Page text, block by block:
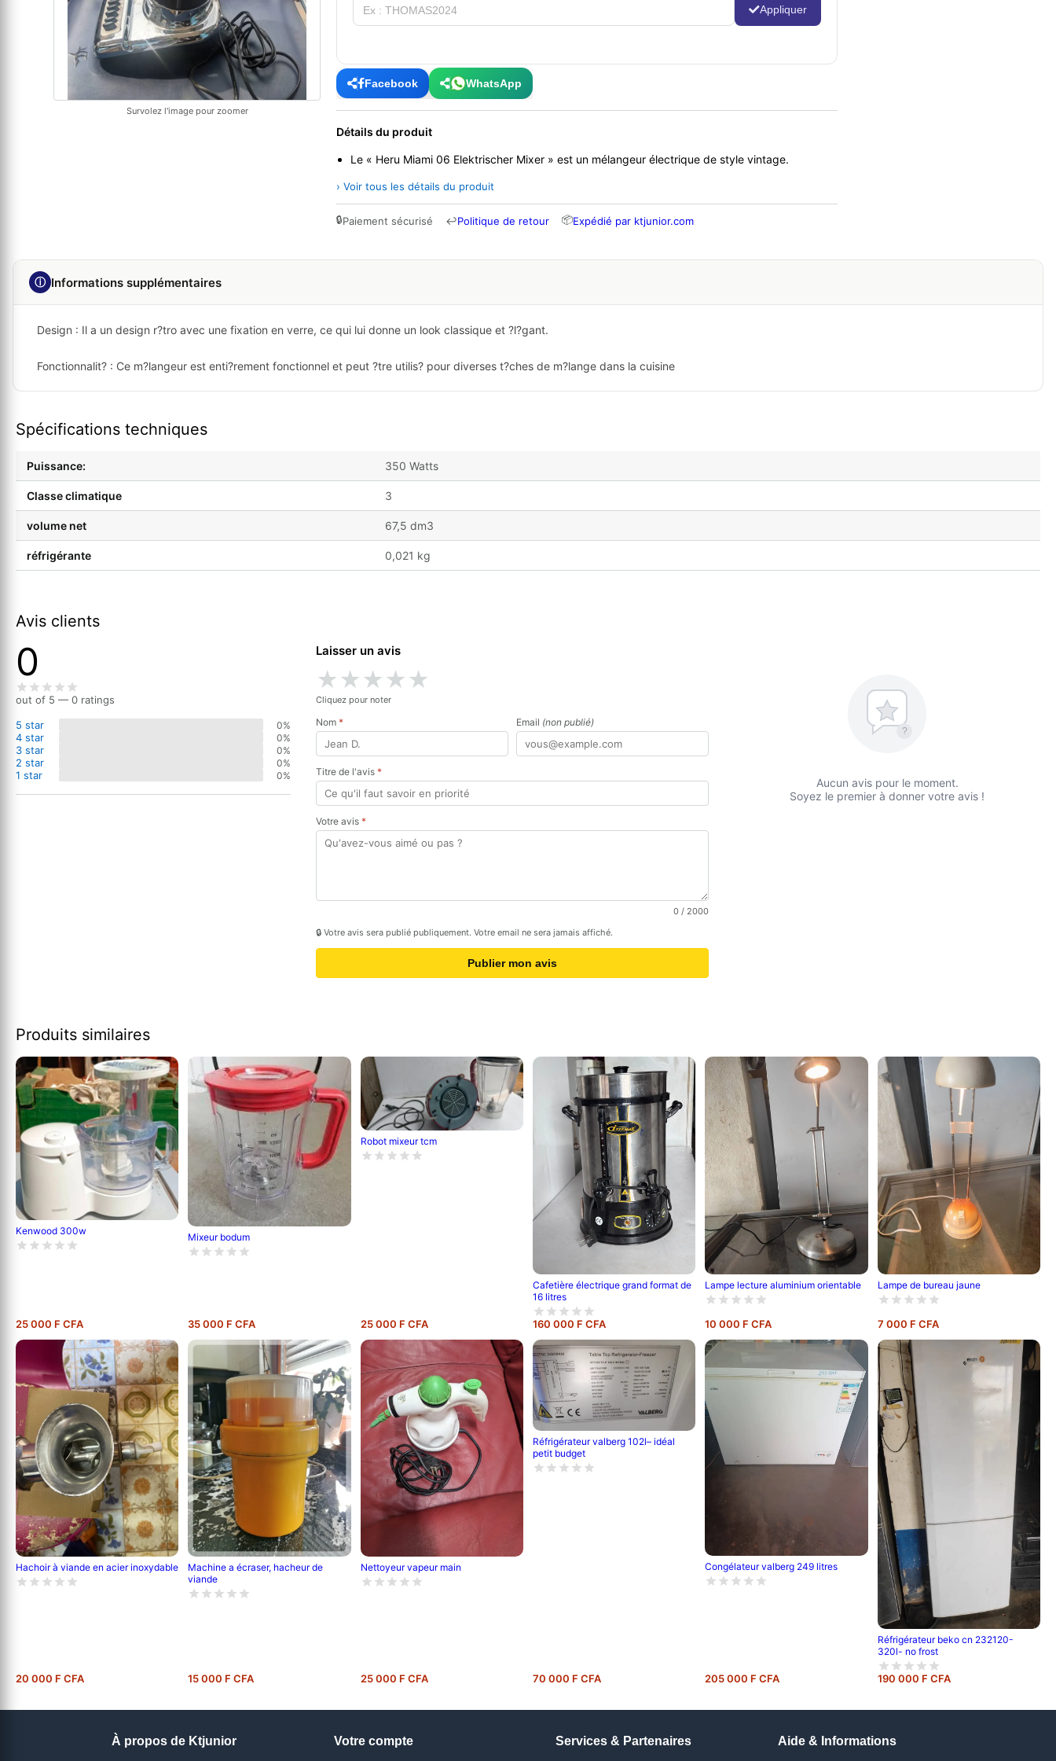
Survolez l'image pour zoomer
Appliquer
Facebook WhatsApp
Détails du produit
Le « Heru Miami 06 Elektrischer Mixer » est un mélangeur électrique de style vintage.
› Voir tous les détails du produit
🔒Paiement sécurisé ↩Politique de retour 📦Expédié par ktjunior.com
ⓘ Informations supplémentaires
Design : Il a un design r?tro avec une fixation en verre, ce qui lui donne un look classique et ?l?gant.
Fonctionnalit? : Ce m?langeur est enti?rement fonctionnel et peut ?tre utilis? pour diverses t?ches de m?lange dans la cuisine
Spécifications techniques
Puissance: 350 Watts
Classe climatique 3
volume net 67,5 dm3
réfrigérante 0,021 kg
Avis clients
0
out of 5 — 0 ratings
5 star
0%
4 star 0%
3 star 0%
2 star 0%
1 star 0%
Laisser un avis
★★★★★
Cliquez pour noter
Nom * Email (non publié)
Titre de l'avis *
Votre avis *
0 / 2000
🔒 Votre avis sera publié publiquement. Votre email ne sera jamais affiché.
Publier mon avis
?
Aucun avis pour le moment.
Soyez le premier à donner votre avis !
Produits similaires
Kenwood 300w
25 000 F CFA
Mixeur bodum
35 000 F CFA
Robot mixeur tcm
25 000 F CFA
Cafetière électrique grand format de
16 litres
160 000 F CFA
Lampe lecture aluminium orientable
10 000 F CFA
Lampe de bureau jaune
7 000 F CFA
Hachoir à viande en acier inoxydable
20 000 F CFA
Machine a écraser, hacheur de
viande
15 000 F CFA
Nettoyeur vapeur main
25 000 F CFA
Réfrigérateur valberg 102l– idéal
petit budget
70 000 F CFA
Congélateur valberg 249 litres
205 000 F CFA
Réfrigérateur beko cn 232120-
320l- no frost
190 000 F CFA
À propos de Ktjunior Votre compte Services & Partenaires Aide & Informations